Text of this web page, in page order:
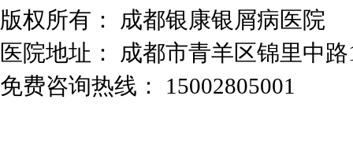
版权所有： 成都银康银屑病医院
医院地址： 成都市青羊区锦里中
免费咨询热线： 15002805001